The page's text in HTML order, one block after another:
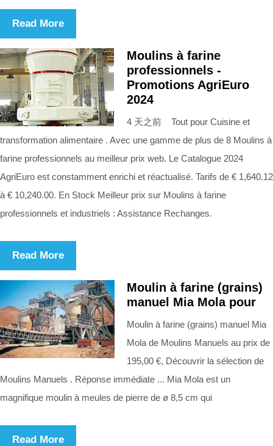
Read More
Moulins à farine
professionnels -
Promotions AgriEuro
2024
4 天之前 Tout pour Cuisine et
transformation alimentaire . Avec une gamme de plus de 8 Moulins à
farine professionnels au meilleur prix web. Le Catalogue 2024
AgriEuro est constamment enrichi et réactualisé. Tarifs de € 1,640.12
à € 10,240.00. En Stock Meilleur prix sur Moulins à farine
professionnels et industriels : Assistance Rechanges.
Read More
Moulin à farine (grains)
manuel Mia Mola pour
Moulin à farine (grains) manuel Mia
Mola de Moulins Manuels au prix de
195,00 €, Découvrir la sélection de
Moulins Manuels . Réponse immédiate ... Mia Mola est un
magnifique moulin à meules de pierre de ø 8,5 cm qui
Read More